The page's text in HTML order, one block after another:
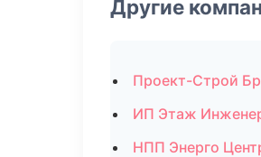
Другие
Проект-Строй
ИП Этаж
НПП Энерго